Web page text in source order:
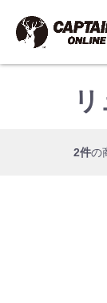
2件の